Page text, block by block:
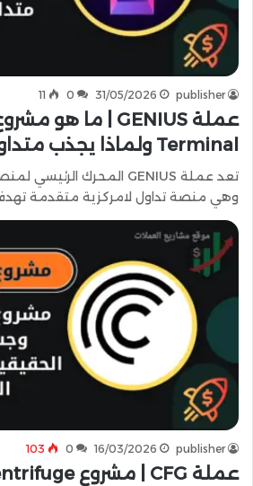
publisher
31/05/2026
0
11
Terminal ولماذا يجذب متداولي DeFi؟
وهي منصة تداول لامركزية متقدمة
publisher
16/03/2026
0
103